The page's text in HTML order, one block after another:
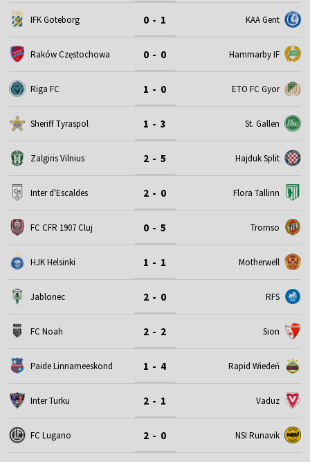
IFK Goteborg 0 - 1 KAA Gent
Raków Częstochowa 0 - 0 Hammarby IF
Riga FC 1 - 0 ETO FC Gyor
Sheriff Tyraspol 1 - 3 St. Gallen
Zalgiris Vilnius 2 - 5 Hajduk Split
Inter d'Escaldes 2 - 0 Flora Tallinn
FC CFR 1907 Cluj 0 - 5 Tromso
HJK Helsinki 1 - 1 Motherwell
Jablonec 2 - 0 RFS
FC Noah 2 - 2 Sion
Paide Linnameeskond 1 - 4 Rapid Wiedeń
Inter Turku 2 - 1 Vaduz
FC Lugano 2 - 0 NSI Runavik